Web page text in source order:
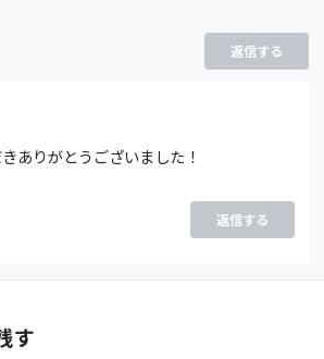
返信する
ありがとうございました！
返信する
す